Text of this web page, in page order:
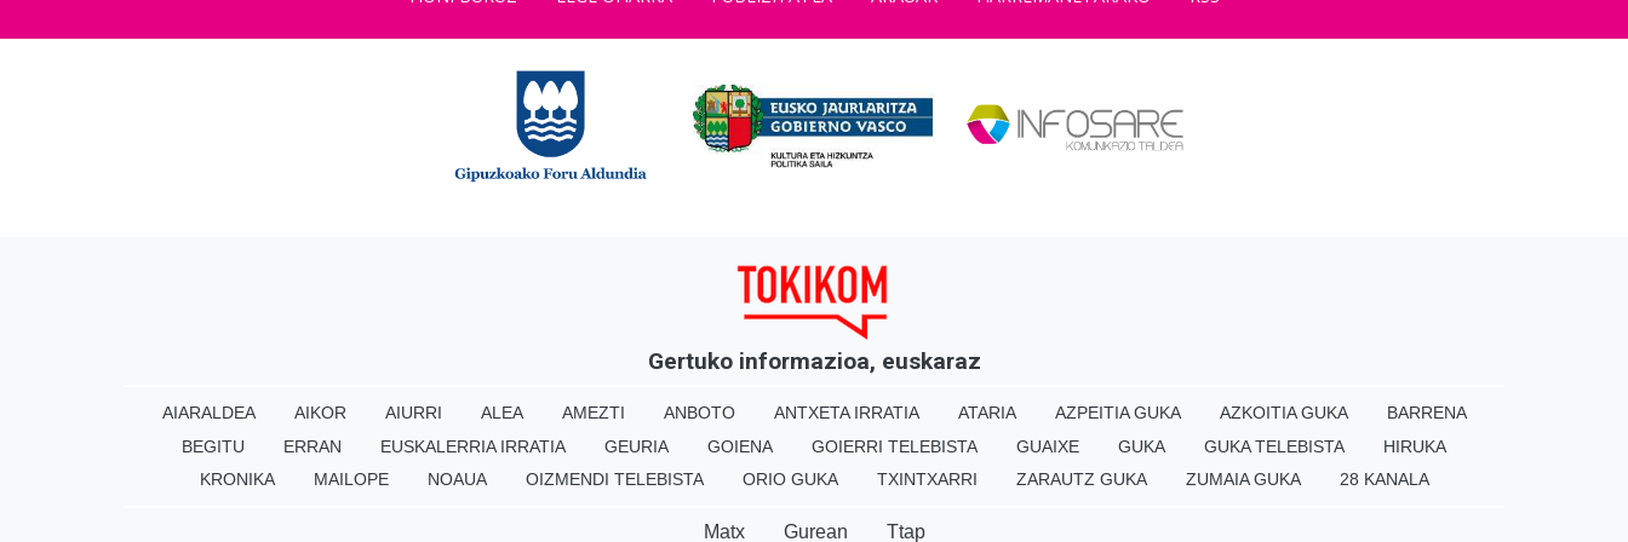
Gertuko informazioa, euskaraz
AIARALDEA AIKOR AIURRI ALEA AMEZTI ANBOTO ANTXETA IRRATIA ATARIA AZPEITIA GUKA AZKOITIA GUKA
BARRENA
BEGITU
ERRAN EUSKALERRIA IRRATIA GEURIA GOIENA GOIERRI TELEBISTA GUAIXE GUKA GUKA TELEBISTA
HIRUKA
KRONIKA
MAILOPE NOAUA OIZMENDI TELEBISTA ORIO GUKA TXINTXARRI ZARAUTZ GUKA ZUMAIA GUKA 28 KANALA
Matx Gurean Ttap